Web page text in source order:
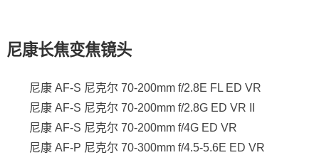
尼康长焦变焦镜头
尼康 AF-S 尼克尔 70-200mm f/2.8E FL ED VR
尼康 AF-S 尼克尔 70-200mm f/2.8G ED VR II
尼康 AF-S 尼克尔 70-200mm f/4G ED VR
尼康 AF-P 尼克尔 70-300mm f/4.5-5.6E ED VR